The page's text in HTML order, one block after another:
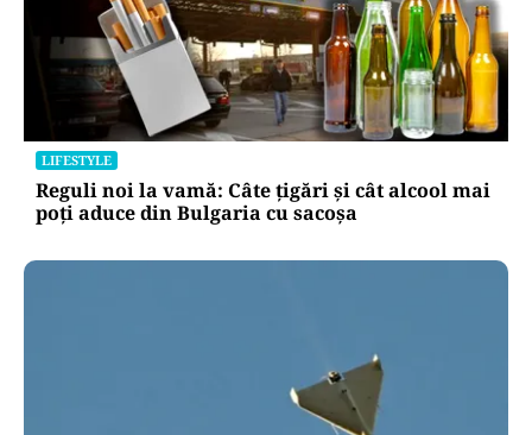
LIFESTYLE
Reguli noi la vamă: Câte țigări și cât alcool mai
poți aduce din Bulgaria cu sacoșa